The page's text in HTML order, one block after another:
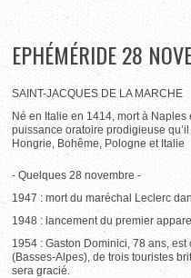
EPHÉMÉRIDE 28
SAINT-JACQUES DE LA MARCHE
Né en Italie en 1414, mort à
puissance oratoire prodigieuse
Hongrie, Bohême, Pologne et Italie
- Quelques 28 novembre -
1947 : mort du maréchal Leclerc
1948 : lancement du premier
1954 : Gaston Dominici, 78 ans,
(Basses-Alpes), de trois touristes
sera gracié.